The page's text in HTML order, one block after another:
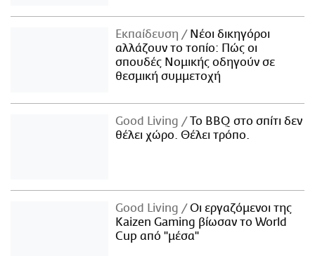
Εκπαίδευση
Νέοι δικηγόροι
αλλάζουν το τοπίο: Πώς οι
σπουδές Νομικής οδηγούν σε
θεσμική συμμετοχή
Good Living
Το BBQ στο σπίτι δεν
θέλει χώρο. Θέλει τρόπο.
Good Living
Οι εργαζόμενοι της
Kaizen Gaming βίωσαν το World
Cup από "μέσα"